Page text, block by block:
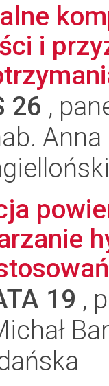
i
26 ,
Anna
19 ,